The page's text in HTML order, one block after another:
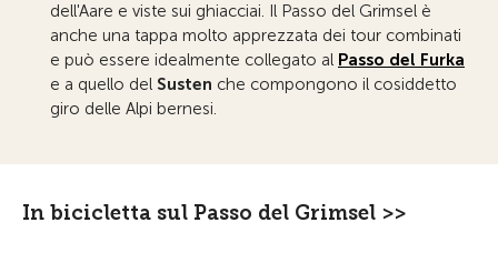
dell'Aare e viste sui ghiacciai. Il Passo del Grimsel è
anche una tappa molto apprezzata dei tour combinati
e può essere idealmente collegato al Passo del Furka
e a quello del Susten che compongono il cosiddetto
giro delle Alpi bernesi.
In bicicletta sul Passo del Grimsel >>